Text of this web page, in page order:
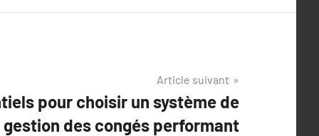
Article suivant
pour choisir un système de
gestion des congés performant